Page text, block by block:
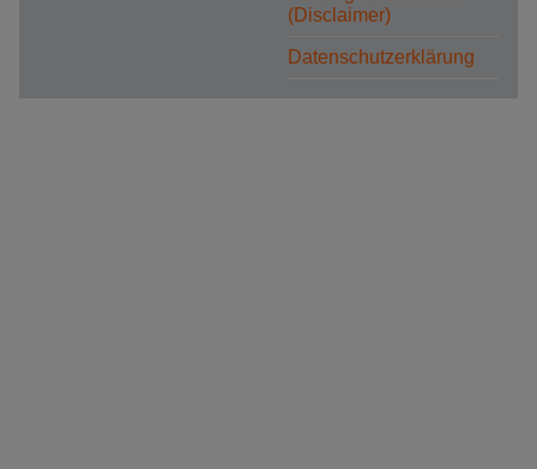
(Disclaimer)
Datenschutzerklärung